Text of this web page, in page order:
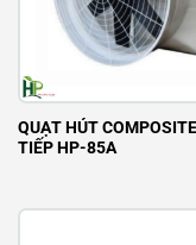
QUẠT HÚT
TIẾP HP-85A